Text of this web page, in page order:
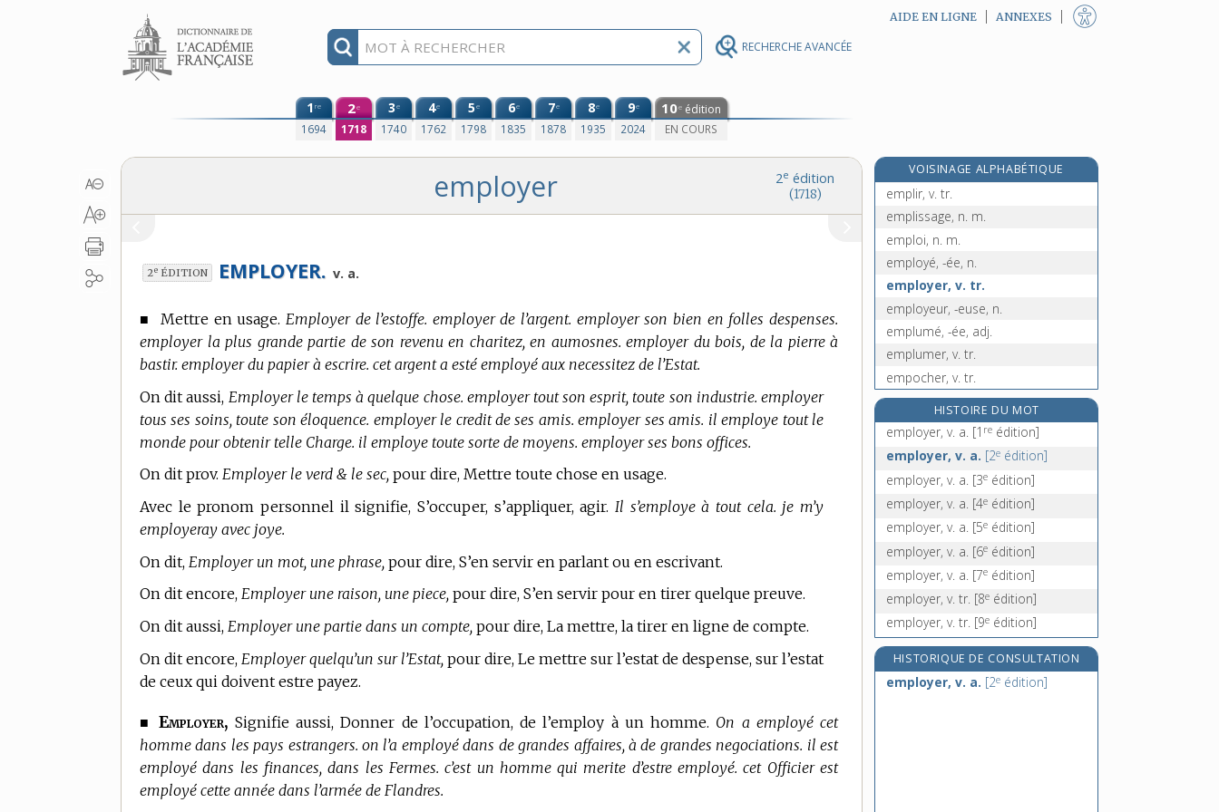
RECHERCHE AVANCÉE
Aller au contenu AIDE EN LIGNE ANNEXES
1re
1694
2e
1718
3e
1740
4e
1762
5e
1798
6e
1835
7e
1878
8e
1935
9e
2024
10e édition
EN COURS
2e édition
(1718)
employer
2e ÉDITION EMPLOYER. v. a.
■ Mettre en usage. Employer de l’estoffe. employer de l’argent. employer son bien en folles despenses.
employer la plus grande partie de son revenu en charitez, en aumosnes. employer du bois, de la pierre à
bastir. employer du papier à escrire. cet argent a esté employé aux necessitez de l’Estat.
On dit aussi, Employer le temps à quelque chose. employer tout son esprit, toute son industrie. employer
tous ses soins, toute son éloquence. employer le credit de ses amis. employer ses amis. il employe tout le
monde pour obtenir telle Charge. il employe toute sorte de moyens. employer ses bons offices.
On dit prov. Employer le verd & le sec, pour dire, Mettre toute chose en usage.
Avec le pronom personnel il signifie, S’occuper, s’appliquer, agir. Il s’employe à tout cela. je m’y
employeray avec joye.
On dit, Employer un mot, une phrase, pour dire, S’en servir en parlant ou en escrivant.
On dit encore, Employer une raison, une piece, pour dire, S’en servir pour en tirer quelque preuve.
On dit aussi, Employer une partie dans un compte, pour dire, La mettre, la tirer en ligne de compte.
On dit encore, Employer quelqu’un sur l’Estat, pour dire, Le mettre sur l’estat de despense, sur l’estat
de ceux qui doivent estre payez.
■ Employer, Signifie aussi, Donner de l’occupation, de l’employ à un homme. On a employé cet
homme dans les pays estrangers. on l’a employé dans de grandes affaires, à de grandes negociations. il est
employé dans les finances, dans les Fermes. c’est un homme qui merite d’estre employé. cet Officier est
employé cette année dans l’armée de Flandres.
VOISINAGE ALPHABÉTIQUE
emplette, n. f.
emplir, v. tr.
emplissage, n. m.
emploi, n. m.
employé, -ée, n.
employer, v. tr.
employeur, -euse, n.
emplumé, -ée, adj.
emplumer, v. tr.
empocher, v. tr.
empoignade, n. f.
empoignant, -ante, adj.
empoigner, v. tr.
empois, n. m.
HISTOIRE DU MOT
employer, v. a. [1 re édition]
employer, v. a. [2e édition]
employer, v. a. [3e édition]
employer, v. a. [4e édition]
employer, v. a. [5e édition]
employer, v. a. [6e édition]
employer, v. a. [7e édition]
employer, v. tr. [8e édition]
employer, v. tr. [9e édition]
HISTORIQUE DE CONSULTATION
employer, v. a. [2e édition]